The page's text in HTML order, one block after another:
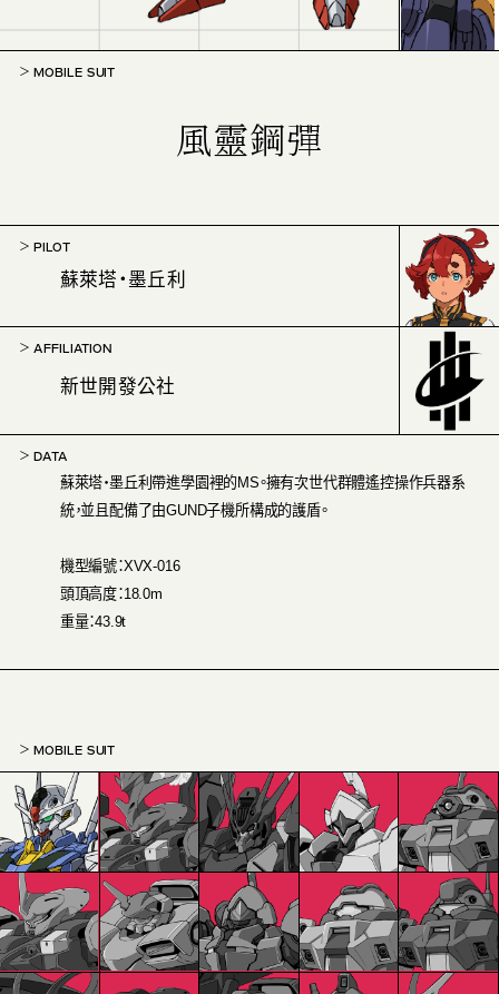
MOBILE SUIT
風靈鋼彈
PILOT
蘇萊塔・墨丘利
AFFILIATION
新世開發公社
DATA
蘇萊塔・墨丘利帶進學園裡的MS。擁有次世代群體遙控操作兵器系
統，並且配備了由GUND子機所構成的護盾。
機型編號：XVX-016
頭頂高度：18.0m
重量：43.9t
MOBILE SUIT